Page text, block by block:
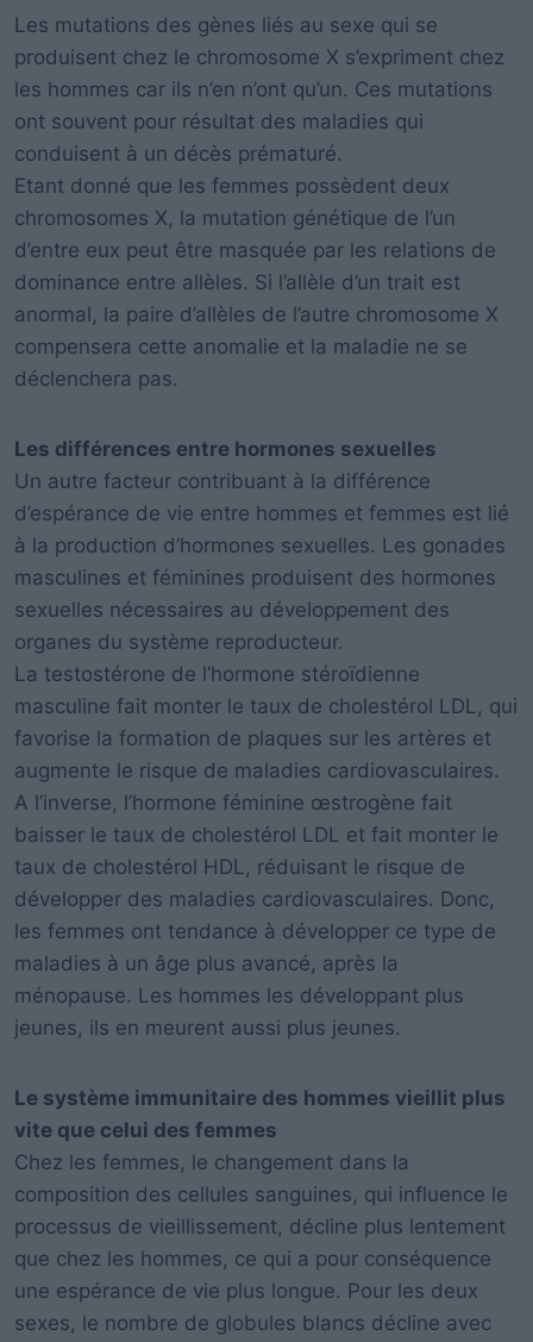
Les mutations des gènes liés au sexe qui se
produisent chez le chromosome X s’expriment chez
les hommes car ils n’en n’ont qu’un. Ces mutations
ont souvent pour résultat des maladies qui
conduisent à un décès prématuré.
Etant donné que les femmes possèdent deux
chromosomes X, la mutation génétique de l’un
d’entre eux peut être masquée par les relations de
dominance entre allèles. Si l’allèle d’un trait est
anormal, la paire d’allèles de l’autre chromosome X
compensera cette anomalie et la maladie ne se
déclenchera pas.
Les différences entre hormones sexuelles
Un autre facteur contribuant à la différence
d’espérance de vie entre hommes et femmes est lié
à la production d’hormones sexuelles. Les gonades
masculines et féminines produisent des hormones
sexuelles nécessaires au développement des
organes du système reproducteur.
La testostérone de l’hormone stéroïdienne
masculine fait monter le taux de cholestérol LDL, qui
favorise la formation de plaques sur les artères et
augmente le risque de maladies cardiovasculaires.
A l’inverse, l’hormone féminine œstrogène fait
baisser le taux de cholestérol LDL et fait monter le
taux de cholestérol HDL, réduisant le risque de
développer des maladies cardiovasculaires. Donc,
les femmes ont tendance à développer ce type de
maladies à un âge plus avancé, après la
ménopause. Les hommes les développant plus
jeunes, ils en meurent aussi plus jeunes.
Le système immunitaire des hommes vieillit plus
vite que celui des femmes
Chez les femmes, le changement dans la
composition des cellules sanguines, qui influence le
processus de vieillissement, décline plus lentement
que chez les hommes, ce qui a pour conséquence
une espérance de vie plus longue. Pour les deux
sexes, le nombre de globules blancs décline avec